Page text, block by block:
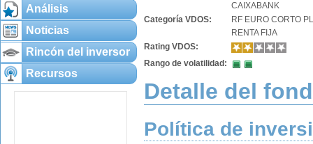
Análisis
Noticias
Rincón del inversor
Recursos
CAIXABANK
Categoría VDOS:
RF EURO CORTO
RENTA FIJA
Rating VDOS:
Rango de volatilidad:
Detalle del
Política de